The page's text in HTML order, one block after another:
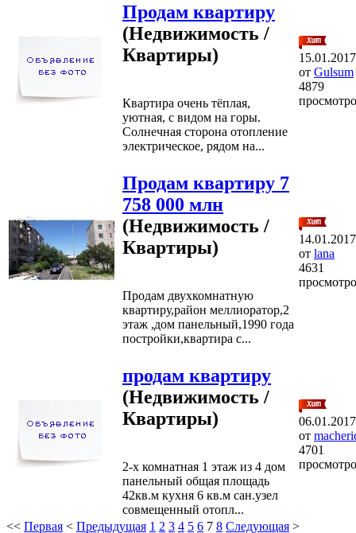
Продам квартиру
(Недвижимость /
Квартиры)
Квартира очень тёплая,
уютная, с видом на горы.
Солнечная сторона отопление
электрическое, рядом на...
15.01.2017
от Gulsum
4879
Продам квартиру 7
758 000 млн
(Недвижимость /
Квартиры)
Продам двухкомнатную
квартиру,район меллиоратор,2
этаж ,дом панельный,1990 года
постройки,квартира с...
14.01.2017
от lana
4631
продам квартиру
(Недвижимость /
Квартиры)
2-х комнатная 1 этаж из 4 дом
панельный общая площадь
42кв.м кухня 6 кв.м сан.узел
совмещенный отопл...
06.01.2017
от
4701
<< Первая < Предыдущая 1 2 3 4 5 6 7 8 Следующая >